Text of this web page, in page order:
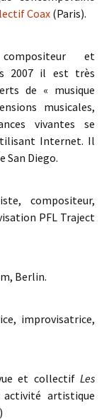
Coax (Paris).
et
2007 il est très
de « musique
musicales,
vivantes se
Internet. Il
San Diego.
compositeur,
PFL Traject
Berlin.
improvisatrice,
et collectifLes
artistique